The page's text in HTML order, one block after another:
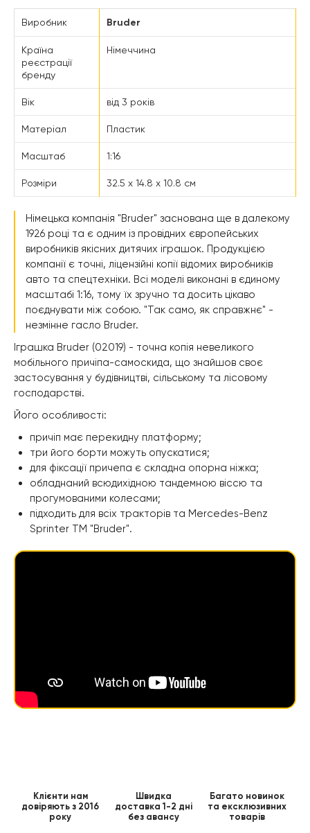
Виробник Bruder
Країна
реєстрації
бренду
Німеччина
Вік від 3 років
Матеріал Пластик
Масштаб 1:16
Розміри 32.5 x 14.8 x 10.8 см
Німецька компанія "Bruder" заснована ще в далекому
1926 році та є одним із провідних європейських
виробників якісних дитячих іграшок. Продукцією
компанії є точні, ліцензійні копії відомих виробників
авто та спецтехніки. Всі моделі виконані в єдиному
масштабі 1:16, тому їх зручно та досить цікаво
поєднувати між собою. "Так само, як справжнє" -
незмінне гасло Bruder.
Іграшка Bruder (02019) - точна копія невеликого
мобільного причіпа-самоскида, що знайшов своє
застосування у будівництві, сільському та лісовому
господарстві.
Його особливості:
причіп має перекидну платформу;
три його борти можуть опускатися;
для фіксації причепа є складна опорна ніжка;
обладнаний всюдихідною тандемною віссю та
прогумованими колесами;
підходить для всіх тракторів та Mercedes-Benz
Sprinter ТМ "Bruder".
Клієнти нам
довіряють з 2016
року
Швидка
доставка 1-2 дні
без авансу
Багато новинок
та ексклюзивних
товарів